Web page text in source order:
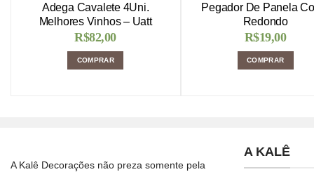
Adega Cavalete 4Uni.
Melhores Vinhos – Uatt
R$82,00
COMPRAR
Pegador De Panela
Redondo
R$19,00
COMPRAR
A Kalê Decorações não preza somente pela
A KALÊ